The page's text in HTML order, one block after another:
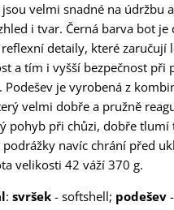
velmi snadné na údržbu
i tvar. Černá barva bot je
reflexní detaily, které zaručují
a tím i vyšší bezpečnost při
Podešev je vyrobená z
velmi dobře a pružně
pohyb při chůzi, dobře tlumí
podrážky navíc chrání před
velikosti 42 váží 370 g.
: svršek- softshell; podešev-